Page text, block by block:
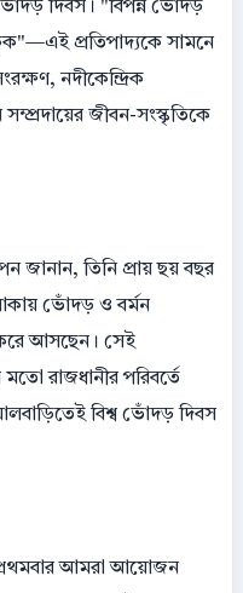
দিবস। "বিপন্ন ভোঁদড়
প্রতিপাদ্যকে সামনে
নদীকেন্দ্রিক
সম্প্রদায়ের জীবন-সংস্কৃতিকে
জানান, তিনি প্রায় ছয় বছর
ভোঁদড় ও বর্মন
করে আসছেন। সেই
রাজধানীর পরিবর্তে
বিশ্ব ভোঁদড় দিবস
প্রথমবার আমরা আয়োজন